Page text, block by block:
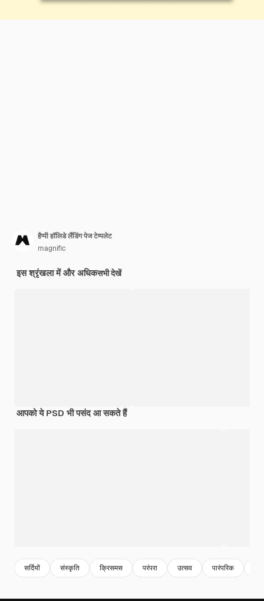
हैप्पी हॉलिडे लैंडिंग पेज टेम्पलेट
magnific
इस श्रृंखला में और अधिकसभी देखें
आपको ये PSD भी पसंद आ सकते हैं
सर्दियों संस्कृति क्रिसमस परंपरा उत्सव पारंपरिक